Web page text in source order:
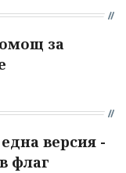
за
версия -
флаг